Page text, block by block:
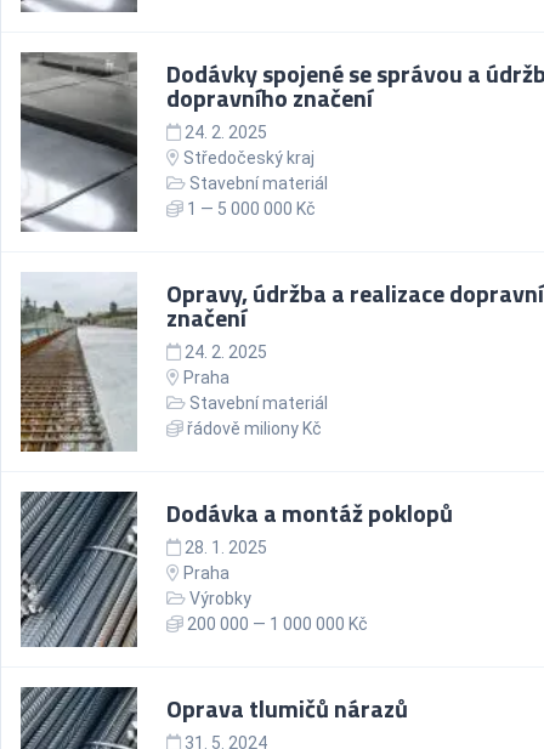
Dodávky spojené se správou a
dopravního značení
24. 2. 2025
Středočeský kraj
Stavební materiál
1 — 5 000 000 Kč
Opravy, údržba a realizace
značení
24. 2. 2025
Praha
Stavební materiál
řádově miliony Kč
Dodávka a montáž poklopů
28. 1. 2025
Praha
Výrobky
200 000 — 1 000 000 Kč
Oprava tlumičů nárazů
31. 5. 2024